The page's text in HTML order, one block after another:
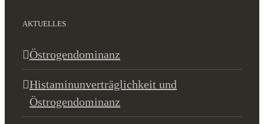
AKTUELLES
Östrogendominanz
Histaminunverträglichkeit und
Östrogendominanz